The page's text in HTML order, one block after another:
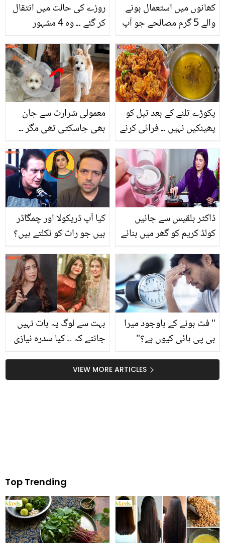
روزے کی حالت میں انتقال
کر گئے ۔۔ وہ 4 مشہور
مبارک کے مہینے میں دنیا
سے چل بسے
کھانوں میں استعمال ہونے
والے 5 گرم مصالحے جو آپ
فائدہ حاصل کرسکتے
ہیں۔۔۔۔۔۔
معمولی شرارت سے جان
بھی جاسکتی تھی مگر ۔۔
ایسا کیا کھالیا جو اسے
اسپتال لے کر جانا پڑگیا؟
پکوڑے تلنے کے بعد تیل کو
پھینکیں نہیں ۔۔ فرائی کرنے
ہے تو بس یہ چیز ملا کر
اس کو صاف اور دوبارہ
استعمال کے قابل بنائیں
کیا آپ ڈریکولا اور چمگاڈر
ہیں جو رات کو نکلتے ہیں؟
سے کڑے سوالات! دیکھیں
ڈاکٹر بلقیس سے جانیں
کولڈ کریم کو گھر میں بنانے
جلدی اور کرے آپ کی جلد
کو موائسچرائز
بہت سے لوگ یہ بات نہیں
جانتے کہ ۔۔ کیا سدرہ نیازی
نجی زندگی سے متعلق اہم
انکشاف کردیا
" فٹ ہونے کے باوجود میرا
بی پی ہائی کیوں ہے؟"
صحت مند افراد ہائی بلڈ
پریشر کا شکار کیوں ہوتے
VIEW MORE ARTICLES
Top Trending